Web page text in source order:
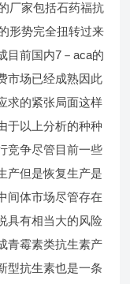
厂家包括石药福抗
形势完全扭转过来
目前国内7－aca的
市场已经成熟因此
求的紧张局面这样
于以上分析的种种
竞争尽管目前一些
产但是恢复生产是
间体市场尽管存在
具有相当大的风险
青霉素类抗生素产
型抗生素也是一条